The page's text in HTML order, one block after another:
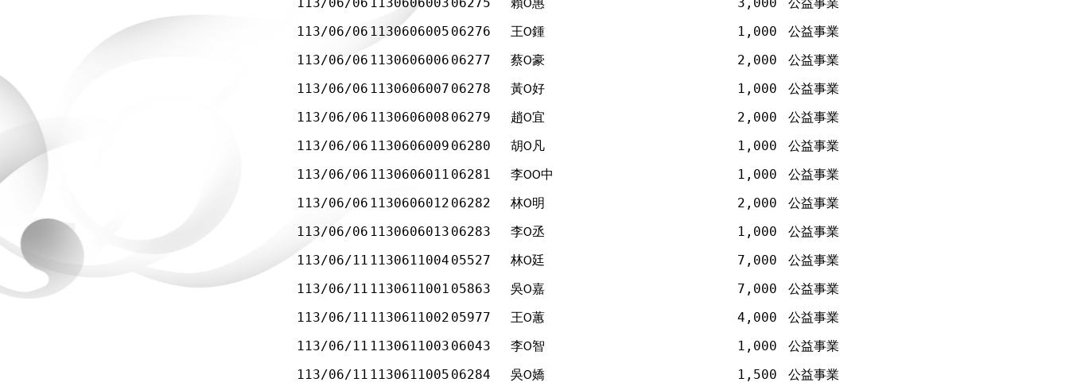
Ο
113/06/06 1130606005 06276 王Ο鍾 1,000
公益事業
113/06/06 1130606006 06277 蔡Ο豪 2,000
公益事業
113/06/06 1130606007 06278 黃Ο好 1,000
公益事業
113/06/06 1130606008 06279 趙Ο宜 2,000
公益事業
113/06/06 1130606009 06280 胡Ο凡 1,000
公益事業
113/06/06 1130606011 06281 李ΟΟ中 1,000
公益事業
113/06/06 1130606012 06282 林Ο明 2,000
公益事業
113/06/06 1130606013 06283 李Ο丞 1,000
公益事業
113/06/11 1130611004 05527 林Ο廷 7,000
公益事業
113/06/11 1130611001 05863 吳Ο嘉 7,000
公益事業
113/06/11 1130611002 05977 王Ο蕙 4,000
公益事業
113/06/11 1130611003 06043 李Ο智 1,000
公益事業
113/06/11 1130611005 06284 吳Ο嬌 1,500
公益事業